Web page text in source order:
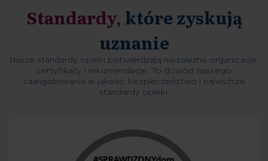
Standardy, które zyskują
uznanie
Nasze standardy opieki potwierdzają niezależne organizacje,
certyfikaty i rekomendacje. To dowód naszego
zaangażowania w jakość, bezpieczeństwo i najwyższe
standardy opieki.